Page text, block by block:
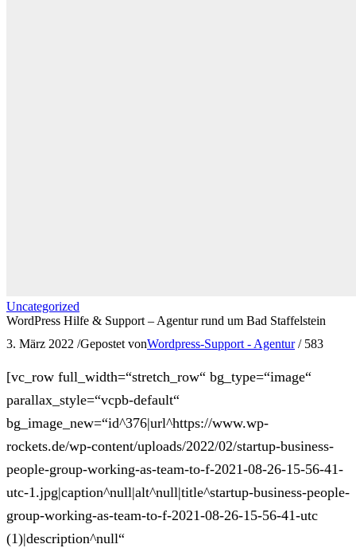
Uncategorized
WordPress Hilfe & Support – Agentur rund um Bad Staffelstein
3. März 2022 /Gepostet vonWordpress-Support - Agentur / 583
[vc_row full_width=“stretch_row“ bg_type=“image“
parallax_style=“vcpb-default“
bg_image_new=“id^376|url^https://www.wp-
rockets.de/wp-content/uploads/2022/02/startup-business-
people-group-working-as-team-to-f-2021-08-26-15-56-41-
utc-1.jpg|caption^null|alt^null|title^startup-business-people-
group-working-as-team-to-f-2021-08-26-15-56-41-utc
(1)|description^null“